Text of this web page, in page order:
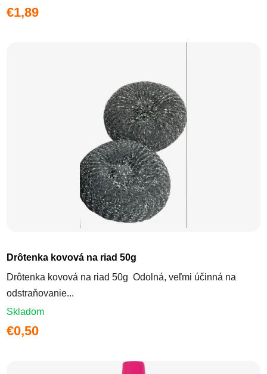
€1,89
Drôtenka kovová na riad 50g
Drôtenka kovová na riad 50g Odolná, veľmi účinná na
odstraňovanie...
Skladom
€0,50